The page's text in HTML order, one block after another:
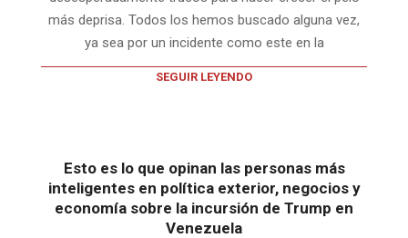
más deprisa. Todos los hemos buscado alguna vez,
ya sea por un incidente como este en la
SEGUIR LEYENDO
Esto es lo que opinan las personas más
inteligentes en política exterior, negocios y
economía sobre la incursión de Trump en
Venezuela